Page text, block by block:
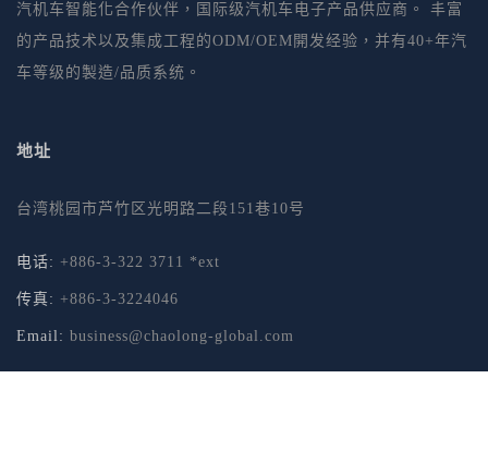
汽机车智能化合作伙伴，国际级汽机车电子产品供应商。 丰富
的产品技术以及集成工程的ODM/OEM開发经验，并有40+年汽
车等级的製造/品质系统。
地址
台湾桃园市芦竹区光明路二段151巷10号
电话: +886-3-322 3711 *ext
传真: +886-3-3224046
Email: business@chaolong-global.com